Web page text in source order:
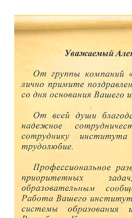
Будни института
ИНСТИТУТ
Противодействие коррупции
В ПОМОЩЬ УЧИТЕЛЮ
Организация УВП
ГИА
Карта ГИА РК